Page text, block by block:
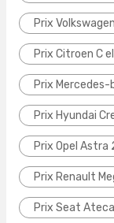
Prix
Prix Citroen C
Prix
Prix Hyundai
Prix Opel Astra
Prix Renault
Prix Seat